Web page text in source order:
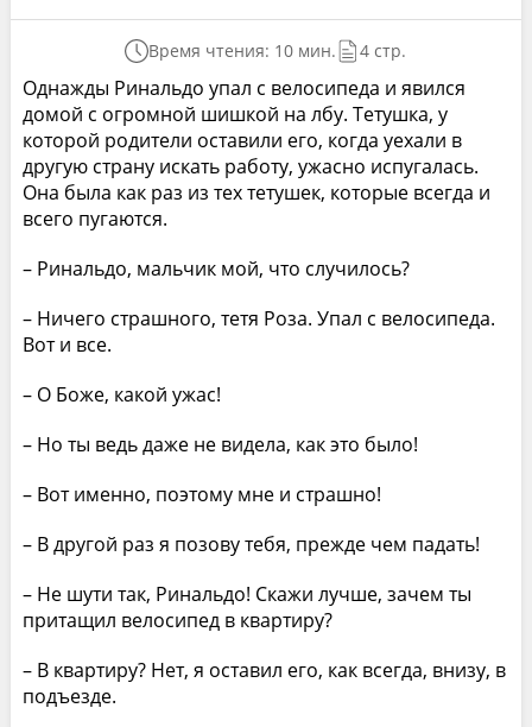
Время чтения: 10 мин. 4 стр.
Однажды Ринальдо упал с велосипеда и явился
домой с огромной шишкой на лбу. Тетушка, у
которой родители оставили его, когда уехали в
другую страну искать работу, ужасно испугалась.
Она была как раз из тех тетушек, которые всегда и
всего пугаются.
– Ринальдо, мальчик мой, что случилось?
– Ничего страшного, тетя Роза. Упал с велосипеда.
Вот и все.
– О Боже, какой ужас!
– Но ты ведь даже не видела, как это было!
– Вот именно, поэтому мне и страшно!
– В другой раз я позову тебя, прежде чем падать!
– Не шути так, Ринальдо! Скажи лучше, зачем ты
притащил велосипед в квартиру?
– В квартиру? Нет, я оставил его, как всегда, внизу, в
подъезде.